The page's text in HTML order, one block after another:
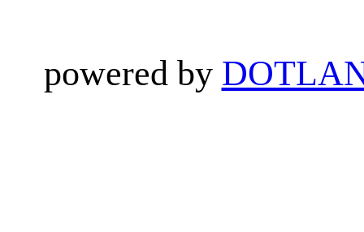
powered by